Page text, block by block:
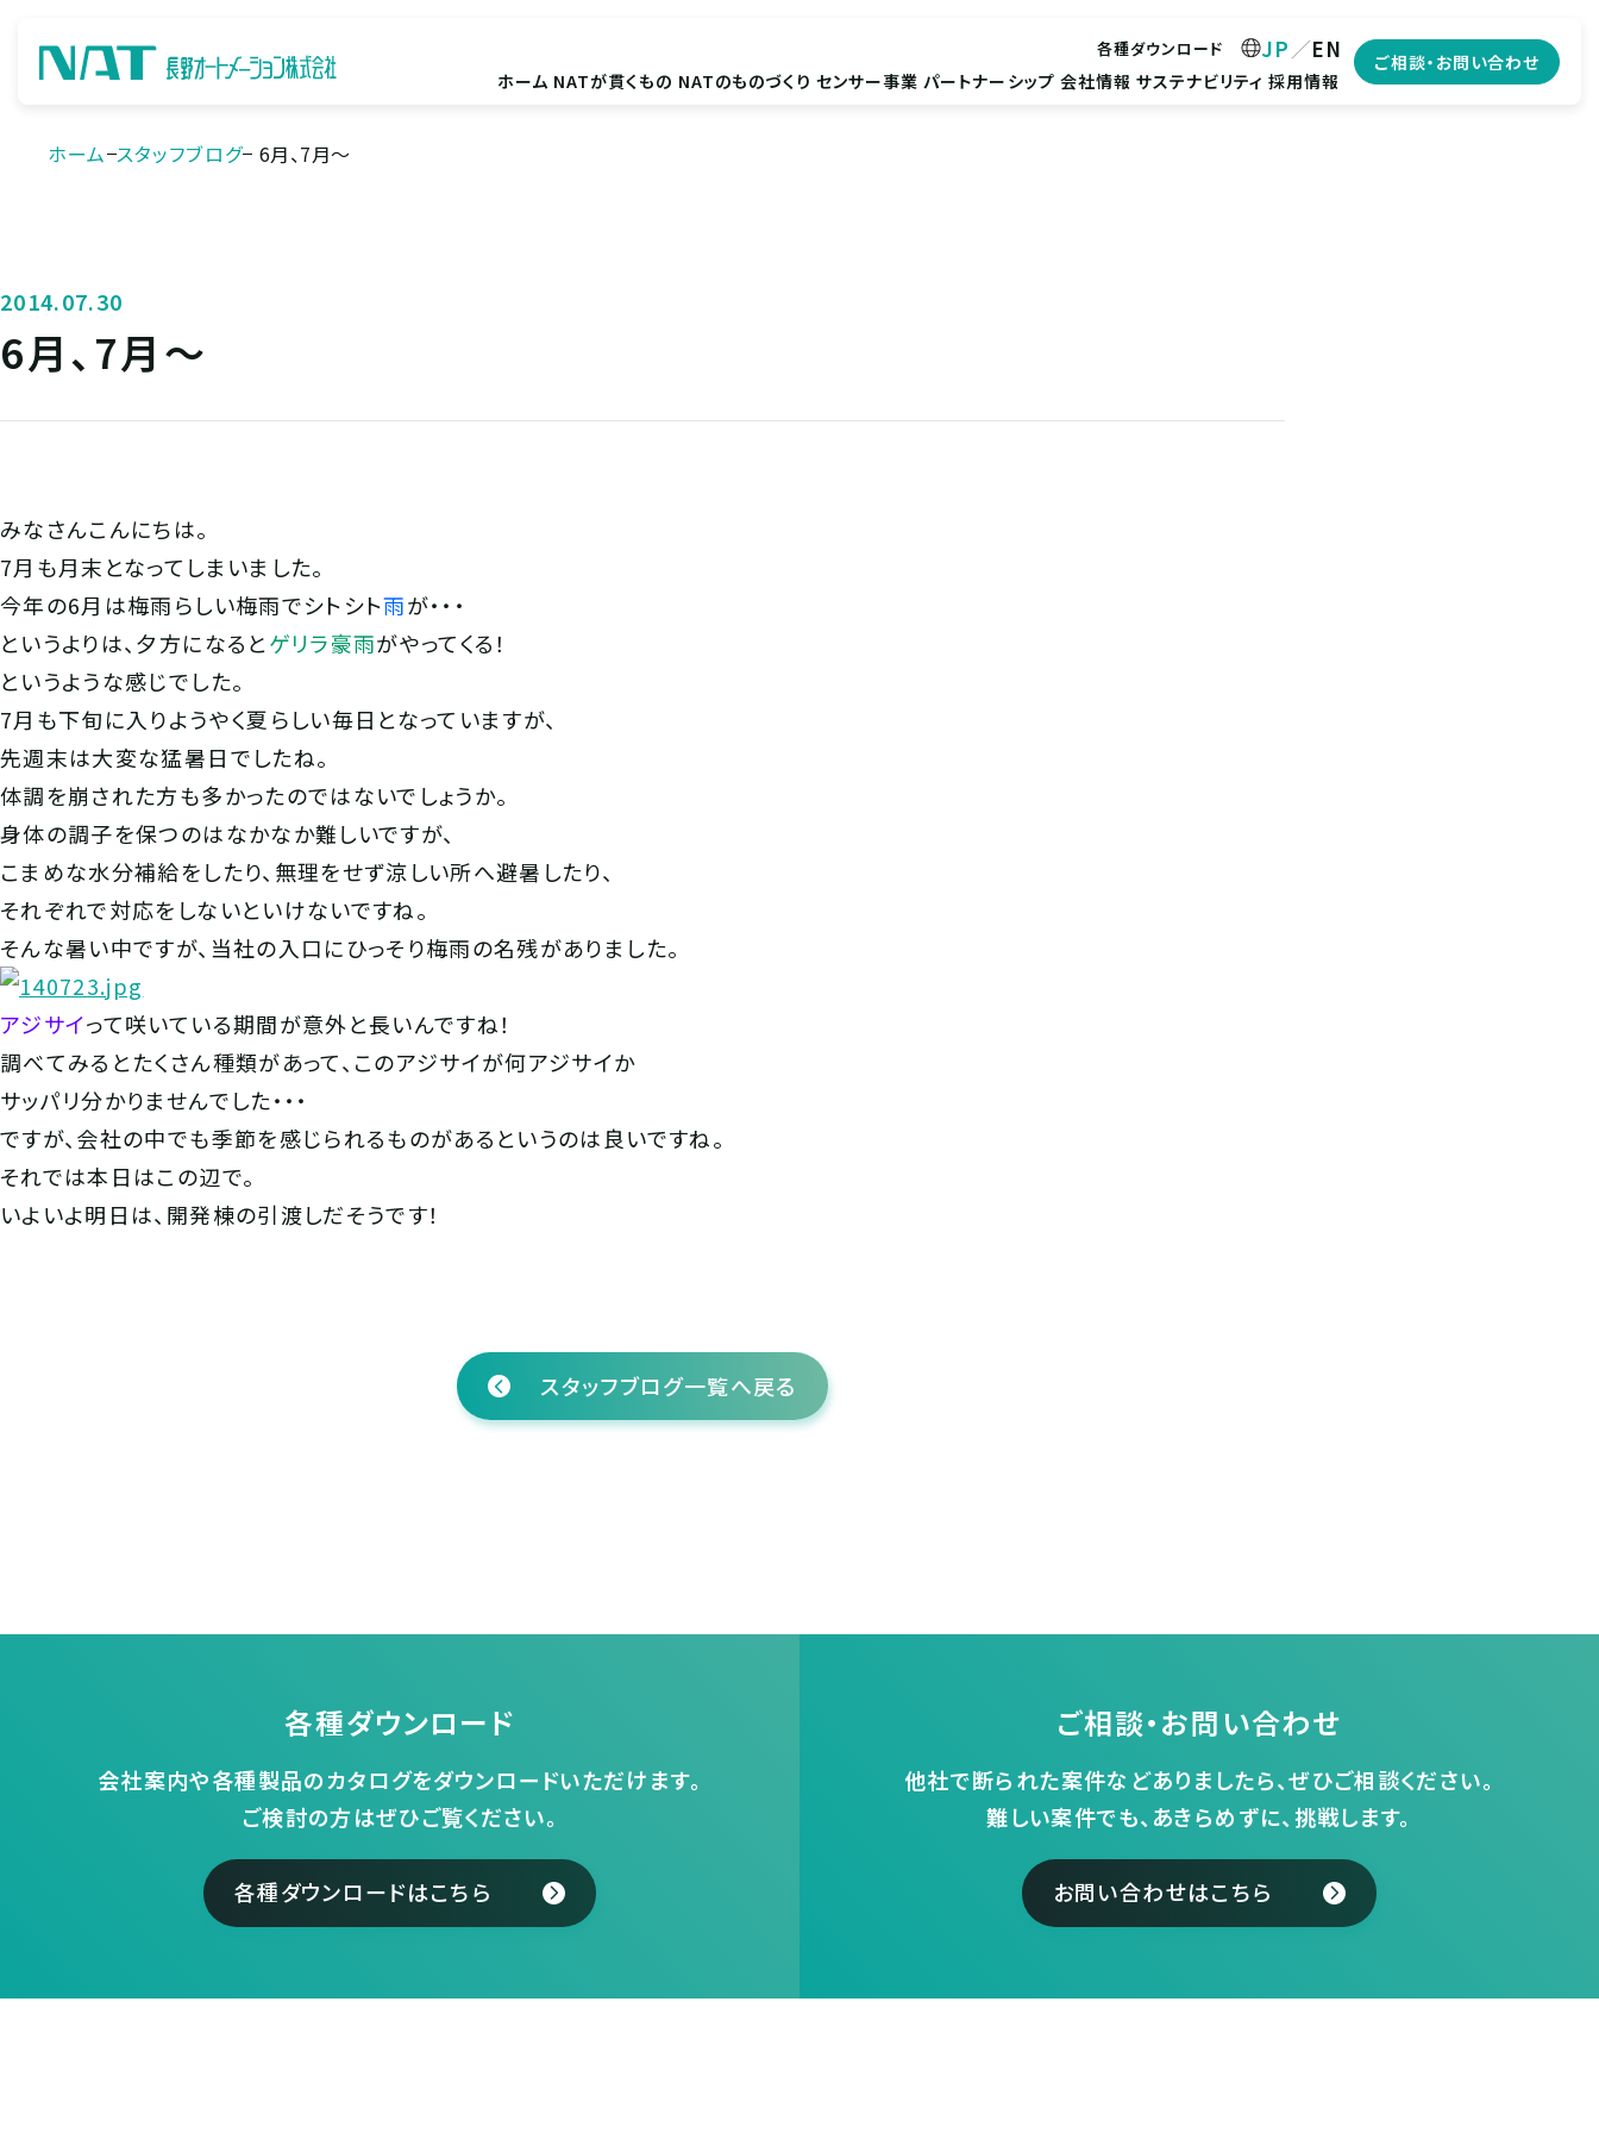
ホーム NATが貫くもの NATのものづくり センサー事業 パートナーシップ 会社情報 サステナビリティ 採用情報
各種ダウンロード EN
JP ご相談・お問い合わせ
ホーム スタッフブログ 6月、7月～
2014.07.30
6月、7月～
みなさんこんにちは。
7月も月末となってしまいました。
今年の6月は梅雨らしい梅雨でシトシト雨が・・・
というよりは、夕方になるとゲリラ豪雨がやってくる！
というような感じでした。
7月も下旬に入りようやく夏らしい毎日となっていますが、
先週末は大変な猛暑日でしたね。
体調を崩された方も多かったのではないでしょうか。
身体の調子を保つのはなかなか難しいですが、
こまめな水分補給をしたり、無理をせず涼しい所へ避暑したり、
それぞれで対応をしないといけないですね。
そんな暑い中ですが、当社の入口にひっそり梅雨の名残がありました。
アジサイって咲いている期間が意外と長いんですね！
調べてみるとたくさん種類があって、このアジサイが何アジサイか
サッパリ分かりませんでした・・・
ですが、会社の中でも季節を感じられるものがあるというのは良いですね。
それでは本日はこの辺で。
いよいよ明日は、開発棟の引渡しだそうです！
スタッフブログ一覧へ戻る
各種ダウンロード
会社案内や各種製品のカタログをダウンロードいただけます。
ご検討の方はぜひご覧ください。
各種ダウンロードはこちら
ご相談・お問い合わせ
他社で断られた案件などありましたら、ぜひご相談ください。
難しい案件でも、あきらめずに、挑戦します。
お問い合わせはこちら